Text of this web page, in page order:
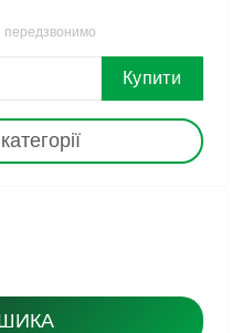
передзвонимо
Купити